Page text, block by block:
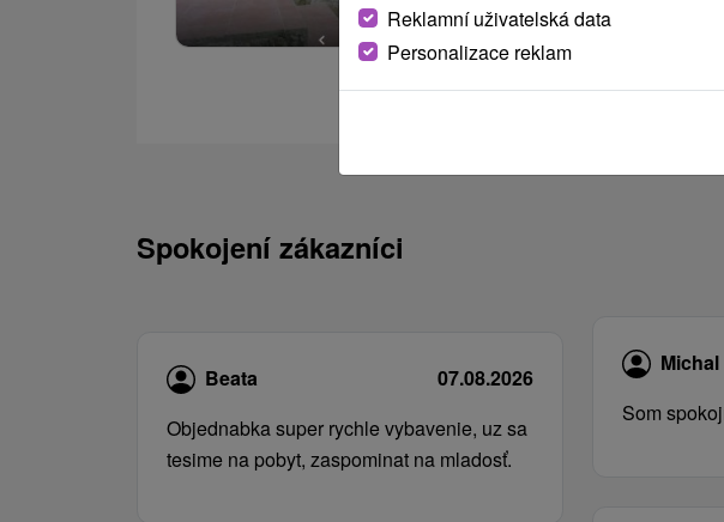
Spokojení zákazníci
Beata
07.08.2026
Objednabka super rychle vybavenie, uz sa
tesime na pobyt, zaspominat na mladosť.
Michal
Som
Reklamní uživatelská data
Personalizace reklam